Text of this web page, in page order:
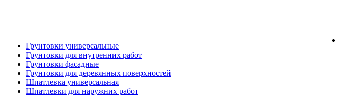
Грунтовки универсальные
Грунтовки для внутренних работ
Грунтовки фасадные
Грунтовки для деревянных поверхностей
Шпатлевка универсальная
Шпатлевки для наружних работ